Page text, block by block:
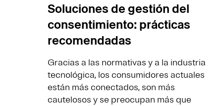
Soluciones de gestión del
consentimiento: prácticas
recomendadas
Gracias a las normativas y a la industria
tecnológica, los consumidores actuales
están más conectados, son más
cautelosos y se preocupan más que